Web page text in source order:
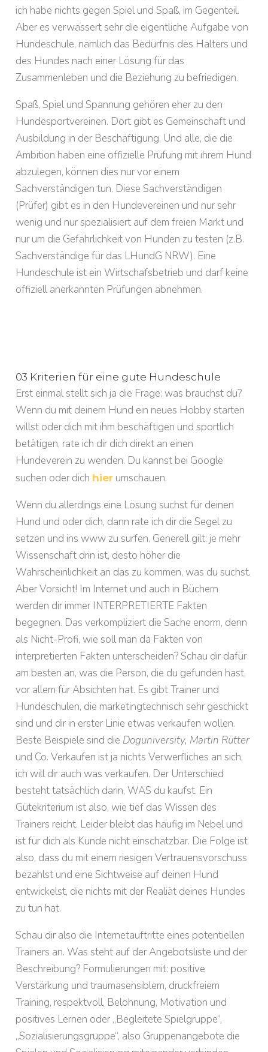
ich habe nichts gegen Spiel und Spaß, im Gegenteil.
Aber es verwässert sehr die eigentliche Aufgabe von
Hundeschule, nämlich das Bedürfnis des Halters und
des Hundes nach einer Lösung für das
Zusammenleben und die Beziehung zu befriedigen.
Spaß, Spiel und Spannung gehören eher zu den
Hundesportvereinen. Dort gibt es Gemeinschaft und
Ausbildung in der Beschäftigung. Und alle, die die
Ambition haben eine offizielle Prüfung mit ihrem Hund
abzulegen, können dies nur vor einem
Sachverständigen tun. Diese Sachverständigen
(Prüfer) gibt es in den Hundevereinen und nur sehr
wenig und nur spezialisiert auf dem freien Markt und
nur um die Gefährlichkeit von Hunden zu testen (z.B.
Sachverständige für das LHundG NRW). Eine
Hundeschule ist ein Wirtschafsbetrieb und darf keine
offiziell anerkannten Prüfungen abnehmen.
03 Kriterien für eine gute Hundeschule
Erst einmal stellt sich ja die Frage: was brauchst du?
Wenn du mit deinem Hund ein neues Hobby starten
willst oder dich mit ihm beschäftigen und sportlich
betätigen, rate ich dir dich direkt an einen
Hundeverein zu wenden. Du kannst bei Google
suchen oder dich hier umschauen.
Wenn du allerdings eine Lösung suchst für deinen
Hund und oder dich, dann rate ich dir die Segel zu
setzen und ins www zu surfen. Generell gilt: je mehr
Wissenschaft drin ist, desto höher die
Wahrscheinlichkeit an das zu kommen, was du suchst.
Aber Vorsicht! Im Internet und auch in Büchern
werden dir immer INTERPRETIERTE Fakten
begegnen. Das verkompliziert die Sache enorm, denn
als Nicht-Profi, wie soll man da Fakten von
interpretierten Fakten unterscheiden? Schau dir dafür
am besten an, was die Person, die du gefunden hast,
vor allem für Absichten hat. Es gibt Trainer und
Hundeschulen, die marketingtechnisch sehr geschickt
sind und dir in erster Linie etwas verkaufen wollen.
Beste Beispiele sind die Doguniversity, Martin Rütter
und Co. Verkaufen ist ja nichts Verwerfliches an sich,
ich will dir auch was verkaufen. Der Unterschied
besteht tatsächlich darin, WAS du kaufst. Ein
Gütekriterium ist also, wie tief das Wissen des
Trainers reicht. Leider bleibt das häufig im Nebel und
ist für dich als Kunde nicht einschätzbar. Die Folge ist
also, dass du mit einem riesigen Vertrauensvorschuss
bezahlst und eine Sichtweise auf deinen Hund
entwickelst, die nichts mit der Realiät deines Hundes
zu tun hat.
Schau dir also die Internetauftritte eines potentiellen
Trainers an. Was steht auf der Angebotsliste und der
Beschreibung? Formulierungen mit: positive
Verstärkung und traumasensiblem, druckfreiem
Training, respektvoll, Belohnung, Motivation und
positives Lernen oder „Begleitete Spielgruppe“,
„Sozialisierungsgruppe“, also Gruppenangebote die